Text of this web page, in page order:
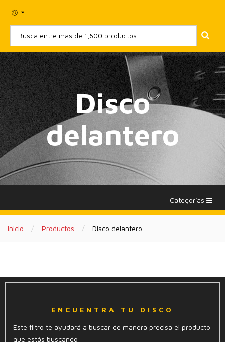
Disco
delantero
Categorías
Inicio Productos Disco delantero
ENCUENTRA TU DISCO
Este filtro te ayudará a buscar de manera precisa el producto
que estás buscando